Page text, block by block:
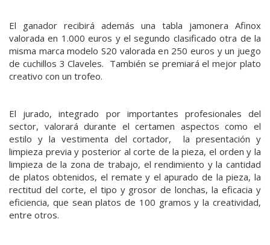
El ganador recibirá además una tabla jamonera Afinox
valorada en 1.000 euros y el segundo clasificado otra de la
misma marca modelo S20 valorada en 250 euros y un juego
de cuchillos 3 Claveles. También se premiará el mejor plato
creativo con un trofeo.
El jurado, integrado por importantes profesionales del
sector, valorará durante el certamen aspectos como el
estilo y la vestimenta del cortador, la presentación y
limpieza previa y posterior al corte de la pieza, el orden y la
limpieza de la zona de trabajo, el rendimiento y la cantidad
de platos obtenidos, el remate y el apurado de la pieza, la
rectitud del corte, el tipo y grosor de lonchas, la eficacia y
eficiencia, que sean platos de 100 gramos y la creatividad,
entre otros.